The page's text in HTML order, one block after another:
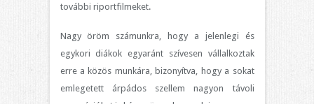
további riportfilmeket.
Nagy öröm számunkra, hogy a jelenlegi és
egykori diákok egyaránt szívesen vállalkoztak
erre a közös munkára, bizonyítva, hogy a sokat
emlegetett árpádos szellem nagyon távoli